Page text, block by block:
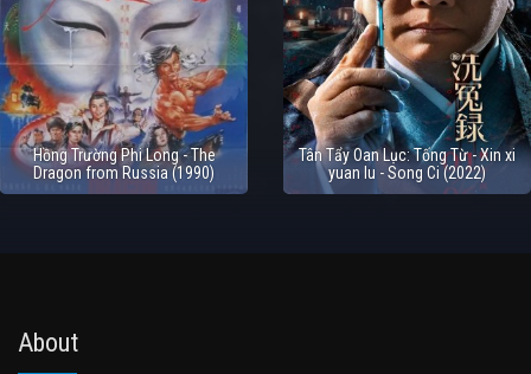
Hồng Trường Phi Long - The
Dragon from Russia (1990)
Tân Tẩy Oan Lục: Tống Từ - Xin xi
yuan lu - Song Ci (2022)
About